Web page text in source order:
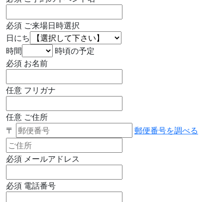
必須 ご来場日時選択
日にち
時間
時頃の予定
必須 お名前
任意 フリガナ
任意 ご住所
〒
郵便番号を調べる
必須 メールアドレス
必須 電話番号